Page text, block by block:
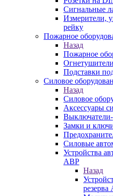
Сигнальные
Измерители,
рейку
Пожарное
Назад
Пожарное
Огнетушители
Подставки
Силовое
Назад
Силовое
Аксессуары
Выключатели-
Замки и
Силовые
Устройства
АВР
Назад